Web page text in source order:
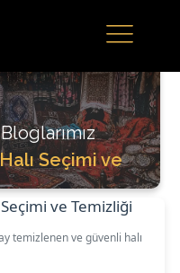
Seçimi ve
ve Temizliği
temizlenen ve güvenli halı